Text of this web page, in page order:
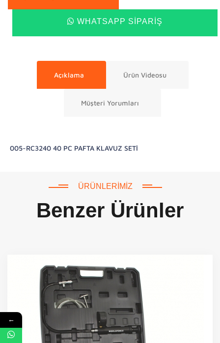
WHATSAPP SIPARIŞ
Açıklama Ürün Videosu
Müşteri Yorumları
005-RC3240 40 PC PAFTA KLAVUZ SETİ
ÜRÜNLERIMIZ
Benzer Ürünler
←